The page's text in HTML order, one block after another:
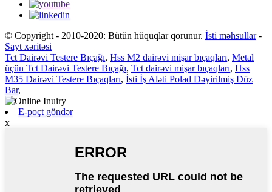
© Copyright - 2010-2020: Bütün hüquqlar qorunur. İsti məhsullar-
Sayt xəritəsi
Tct Dairəvi Testere Bıçağı, Hss M2 dairəvi mişar bıçaqları, Metal
üçün Tct Dairəvi Testere Bıçağı, Tct dairəvi mişar bıçaqları, Hss
M35 Dairəvi Testere Bıçaqları, İsti İş Aləti Polad Dəyirilmiş Düz
Bar,
E-poçt göndər
x